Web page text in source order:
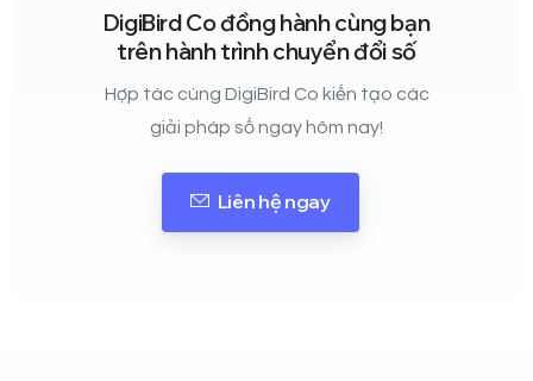
DigiBird Co đồng hành cùng bạn
trên hành trình chuyển đổi số
Hợp tác cùng DigiBird Co kiến tạo các
giải pháp số ngay hôm nay!
Liên hệ ngay